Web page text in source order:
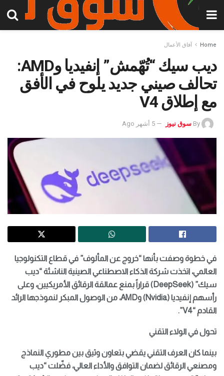
Home آفاق الأعمال
ديب سيك “تُهّمش” إنفيديا وAMD:
تحالف صيني جديد يلوح في الأفق
مع إطلاق V4
By سوق نيوز 5 أشهر Ago
في خطوة وصفت بأنها “خروج عن المألوف” في قطاع التكنولوجيا
العالمي، اتخذت شركة الذكاء الاصطناعي الصينية الناشئة “ديب
سيك” (DeepSeek) قراراً بمنع عمالقة الرقائق الأمريكيين، وعلى
رأسهم إنفيديا (Nvidia) وAMD، من الوصول المبكر لنموذجها الرائد
القادم “V4”.
تحول في الولاء التقني
بينما كان العرف التقني يقضي بتعاون وثيق بين مطوري النماذج
ومصنعي الرقائق لضمان التوافق والأداء العالي، فضّلت “ديب